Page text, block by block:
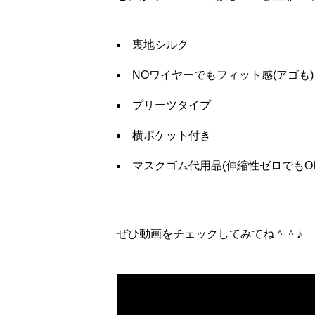
裏地シルク
NOワイヤーでもフィット感(アゴも)
プリーツタイプ
横ポケット付き
マスクゴム代用品(伸縮性ゼロでも
ぜひ動画をチェックしてみてね＾＾♪